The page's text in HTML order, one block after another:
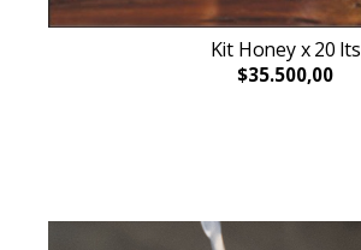
Kit Honey x 20 lts
$35.500,00